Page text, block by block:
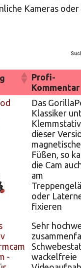
Kameras
Profi-
Kommentar
Das
Klassiker
dieser
Füßen, so
die Cam
am
oder
fixieren
-
Sehr
wackelfreie